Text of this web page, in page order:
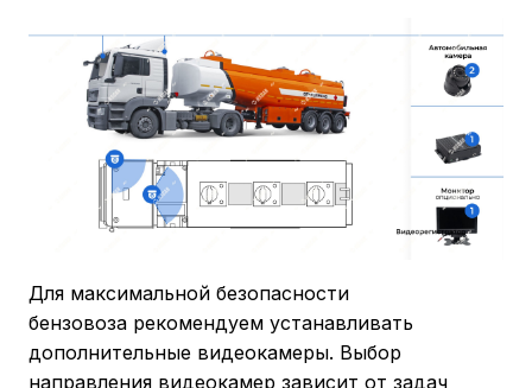
Для максимальной безопасности
бензовоза рекомендуем устанавливать
дополнительные видеокамеры. Выбор
направления видеокамер зависит от задач